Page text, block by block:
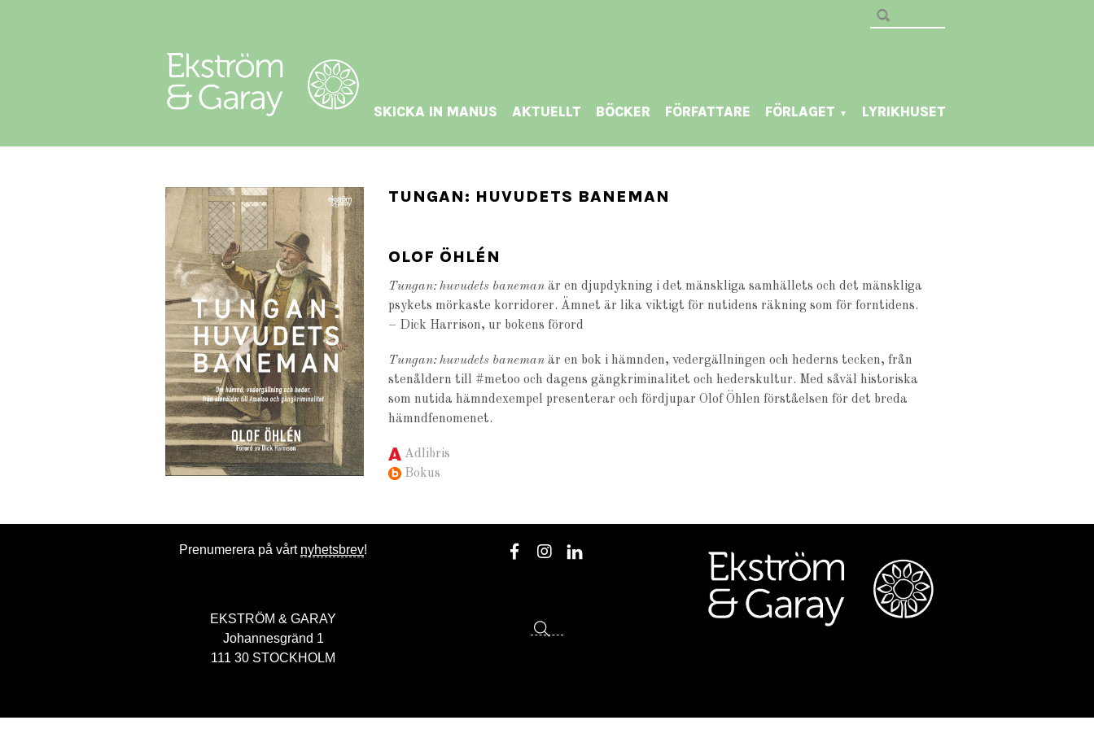
SKICKA IN MANUS AKTUELLT BÖCKER FÖRFATTARE FÖRLAGET ▼ LYRIKHUSET
TUNGAN: HUVUDETS BANEMAN
OLOF ÖHLÉN
Tungan: huvudets banemanär en djupdykning i det mänskliga samhällets och det mänskliga
psykets mörkaste korridorer. Ämnet är lika viktigt för nutidens räkning som för forntidens.
– Dick Harrison, ur bokens förord
Tungan: huvudets banemanär en bok i hämnden, vedergällningen och hederns tecken, från
stenåldern till #metoo och dagens gängkriminalitet och hederskultur. Med såväl historiska
som nutida hämndexempel presenterar och fördjupar Olof Öhlen förståelsen för det breda
hämndfenomenet.
Adlibris
Bokus
Prenumerera på vårt nyhetsbrev!
EKSTRÖM & GARAY
Johannesgränd 1
111 30 STOCKHOLM